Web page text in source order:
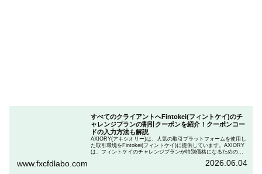
すべてのクライアントへFintokei(フィントケイ)のチ
ャレンジプランの割引クーポンを紹介！クーポンコー
ドの入力方法も解説
AXIORY(アキシオリー)は、人気の取引プラットフォームを使用し
た取引環境をFintokei(フィントケイ)に提供しています。AXIORY
は、フィントケイのチャレンジプランが特別価格になるためのク
ランを申し込むときのクーポンコードを入力して割引にする方法
www.fxcfdlabo.com 2026.06.04